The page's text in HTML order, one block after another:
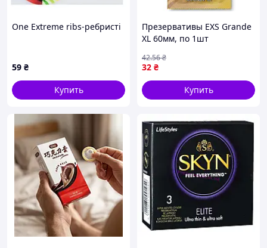
One Extreme ribs-ребристі
59 ₴
Купить
Презервативы EXS Grande
XL 60мм, по 1шт
32 ₴
42.56₴
Купить